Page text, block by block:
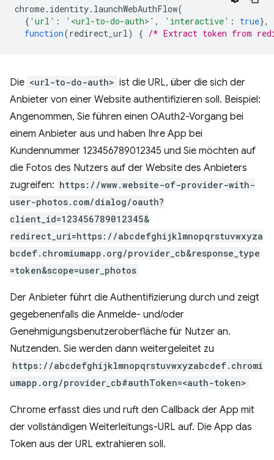
chrome. identity. launchWebAuthFlow(
{ 'url' : '<url-to-do-auth>' , 'interactive' : true},
function(redirect_url) { /* Extract token from
Die <url-to-do-auth> ist die URL, über die sich der
Anbieter von einer Website authentifizieren soll. Beispiel:
Angenommen, Sie führen einen OAuth2-Vorgang bei
einem Anbieter aus und haben Ihre App bei
Kundennummer 123456789012345 und Sie möchten auf
die Fotos des Nutzers auf der Website des Anbieters
zugreifen: https://www.website-of-provider-with-
user-photos.com/dialog/oauth?
client_id=123456789012345&
redirect_uri=https://abcdefghijklmnopqrstuvwxyza
bcdef.chromiumapp.org/provider_cb&response_type
=token&scope=user_photos
Der Anbieter führt die Authentifizierung durch und zeigt
gegebenenfalls die Anmelde- und/oder
Genehmigungsbenutzeroberfläche für Nutzer an.
Nutzenden. Sie werden dann weitergeleitet zu
https://abcdefghijklmnopqrstuvwxyzabcdef.chromi
umapp.org/provider_cb#authToken=<auth-token>
Chrome erfasst dies und ruft den Callback der App mit
der vollständigen Weiterleitungs-URL auf. Die App das
Token aus der URL extrahieren soll.